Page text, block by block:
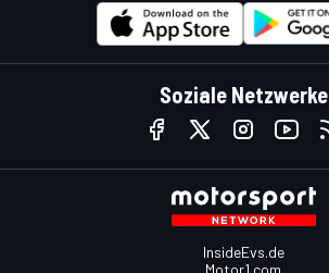
Soziale Netzwerke
InsideEvs.de
Motor1.com